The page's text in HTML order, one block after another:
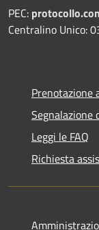
PEC:
Centralino Unico:
Prenotazione
Segnalazione
Leggi le FAQ
Richiesta